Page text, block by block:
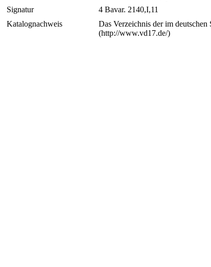
Signatur
4 Bavar. 2140,I,11
Katalognachweis
Das Verzeichnis der im deutschen
(http://www.vd17.de/)